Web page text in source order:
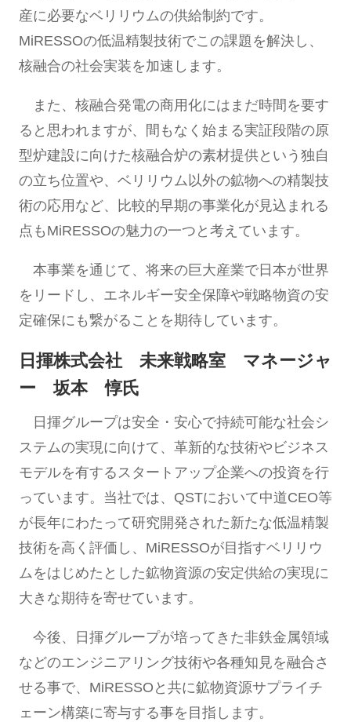
産に必要なベリリウムの供給制約です。
MiRESSOの低温精製技術でこの課題を解決し、
核融合の社会実装を加速します。
また、核融合発電の商用化にはまだ時間を要す
ると思われますが、間もなく始まる実証段階の原
型炉建設に向けた核融合炉の素材提供という独自
の立ち位置や、ベリリウム以外の鉱物への精製技
術の応用など、比較的早期の事業化が見込まれる
点もMiRESSOの魅力の一つと考えています。
本事業を通じて、将来の巨大産業で日本が世界
をリードし、エネルギー安全保障や戦略物資の安
定確保にも繋がることを期待しています。
日揮株式会社 未来戦略室 マネージャ
ー 坂本 惇氏
⽇揮グループは安全・安⼼で持続可能な社会シ
ステムの実現に向けて、⾰新的な技術やビジネス
モデルを有するスタートアップ企業への投資を⾏
っています。当社では、QSTにおいて中道CEO等
が長年にわたって研究開発された新たな低温精製
技術を⾼く評価し、MiRESSOが目指すベリリウ
ムをはじめたとした鉱物資源の安定供給の実現に
大きな期待を寄せています。
今後、⽇揮グループが培ってきた非鉄金属領域
などのエンジニアリング技術や各種知⾒を融合さ
せる事で、MiRESSOと共に鉱物資源サプライチ
ェーン構築に寄与する事を目指します。